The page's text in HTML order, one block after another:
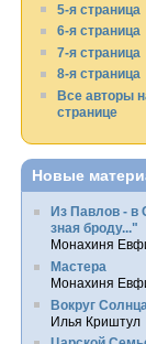
5-я страница
6-я страница
7-я страница
8-я страница
Все авторы
странице
Новые
Из Павлов - в
зная броду..."
Монахиня
Мастера
Монахиня
Вокруг Солнца
Илья Криштул